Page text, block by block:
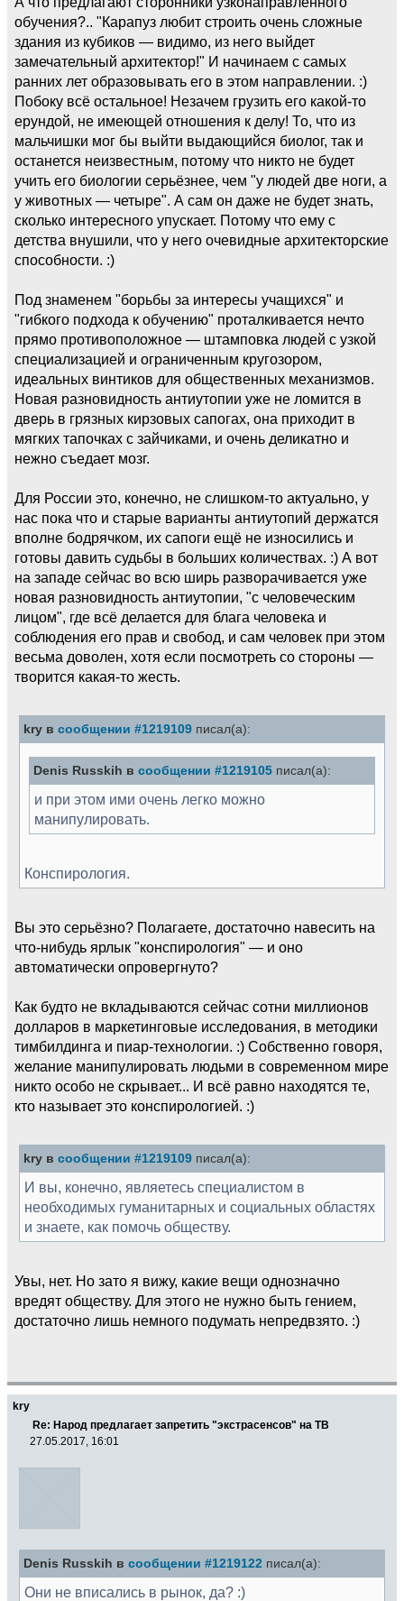
обучения?.. "Карапуз любит строить очень сложные
здания из кубиков — видимо, из него выйдет
замечательный архитектор!" И начинаем с самых
ранних лет образовывать его в этом направлении. :)
Побоку всё остальное! Незачем грузить его какой-то
ерундой, не имеющей отношения к делу! То, что из
мальчишки мог бы выйти выдающийся биолог, так и
останется неизвестным, потому что никто не будет
учить его биологии серьёзнее, чем "у людей две ноги, а
у животных — четыре". А сам он даже не будет знать,
сколько интересного упускает. Потому что ему с
детства внушили, что у него очевидные архитекторские
способности. :)
Под знаменем "борьбы за интересы учащихся" и
"гибкого подхода к обучению" проталкивается нечто
прямо противоположное — штамповка людей с узкой
специализацией и ограниченным кругозором,
идеальных винтиков для общественных механизмов.
Новая разновидность антиутопии уже не ломится в
дверь в грязных кирзовых сапогах, она приходит в
мягких тапочках с зайчиками, и очень деликатно и
нежно съедает мозг.
Для России это, конечно, не слишком-то актуально, у
нас пока что и старые варианты антиутопий держатся
вполне бодрячком, их сапоги ещё не износились и
готовы давить судьбы в больших количествах. :) А вот
на западе сейчас во всю ширь разворачивается уже
новая разновидность антиутопии, "с человеческим
лицом", где всё делается для блага человека и
соблюдения его прав и свобод, и сам человек при этом
весьма доволен, хотя если посмотреть со стороны —
творится какая-то жесть.
kry в сообщении #1219109 писал(а):
Denis Russkih в сообщении #1219105 писал(а):
и при этом ими очень легко можно
манипулировать.
Конспирология.
Вы это серьёзно? Полагаете, достаточно навесить на
что-нибудь ярлык "конспирология" — и оно
автоматически опровергнуто?
Как будто не вкладываются сейчас сотни миллионов
долларов в маркетинговые исследования, в методики
тимбилдинга и пиар-технологии. :) Собственно говоря,
желание манипулировать людьми в современном мире
никто особо не скрывает... И всё равно находятся те,
кто называет это конспирологией. :)
kry в сообщении #1219109 писал(а):
И вы, конечно, являетесь специалистом в
необходимых гуманитарных и социальных областях
и знаете, как помочь обществу.
Увы, нет. Но зато я вижу, какие вещи однозначно
вредят обществу. Для этого не нужно быть гением,
достаточно лишь немного подумать непредвзято. :)
kry
Re: Народ предлагает запретить "экстрасенсов" на ТВ
27.05.2017, 16:01
Denis Russkih в сообщении #1219122 писал(а):
Они не вписались в рынок, да? :)